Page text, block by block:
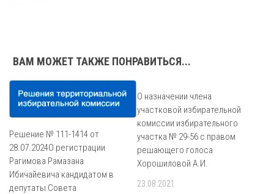
ВАМ МОЖЕТ ТАКЖЕ ПОНРАВИТЬСЯ...
Решение № 111-1414 от
28.07.2024О регистрации
Рагимова Рамазана
Ибичайевича кандидатом в
депутаты Совета
О назначении члена
участковой избирательной
комиссии избирательного
участка № 29-56 с правом
решающего голоса
Хорошиловой А.И.
23.08.2021